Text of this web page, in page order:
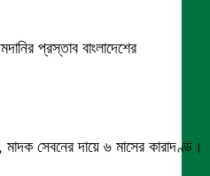
প্রস্তাব বাংলাদেশের
মাদক সেবনের দায়ে ৬ মাসের কারাদণ্ড।